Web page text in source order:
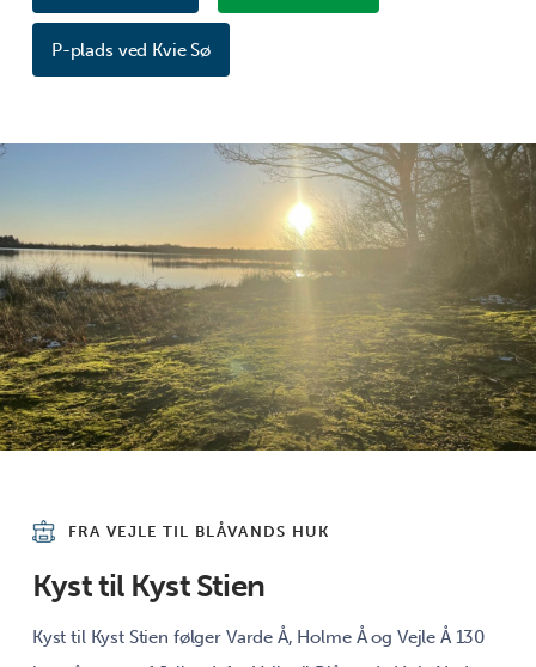
P-plads ved Kvie Sø
FRA VEJLE TIL BLÅVANDS HUK
Kyst til Kyst Stien
Kyst til Kyst Stien følger Varde Å, Holme Å og Vejle Å 130